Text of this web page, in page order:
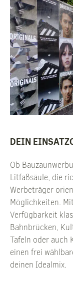
DEIN
Ob
Litfaßsäule, die
Werbeträger
Möglichkeiten.
Verfügbarkeit
Bahnbrücken,
Tafeln oder auch
einen frei
deinen Idealmix.